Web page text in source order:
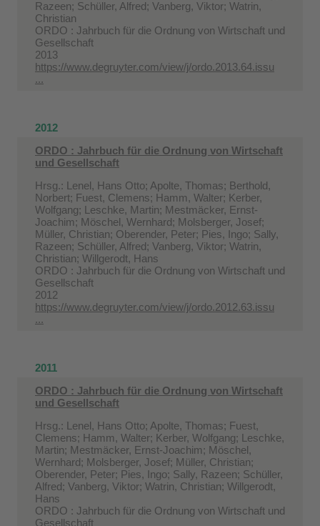
Razeen; Schüller, Alfred; Vanberg, Viktor; Watrin,
Christian
ORDO : Jahrbuch für die Ordnung von Wirtschaft und
Gesellschaft
2013
https://www.degruyter.com/view/j/ordo.2013.64.issu
...
2012
ORDO : Jahrbuch für die Ordnung von Wirtschaft
und Gesellschaft
Hrsg.: Lenel, Hans Otto; Apolte, Thomas; Berthold,
Norbert; Fuest, Clemens; Hamm, Walter; Kerber,
Wolfgang; Leschke, Martin; Mestmäcker, Ernst-
Joachim; Möschel, Wernhard; Molsberger, Josef;
Müller, Christian; Oberender, Peter; Pies, Ingo; Sally,
Razeen; Schüller, Alfred; Vanberg, Viktor; Watrin,
Christian; Willgerodt, Hans
ORDO : Jahrbuch für die Ordnung von Wirtschaft und
Gesellschaft
2012
https://www.degruyter.com/view/j/ordo.2012.63.issu
...
2011
ORDO : Jahrbuch für die Ordnung von Wirtschaft
und Gesellschaft
Hrsg.: Lenel, Hans Otto; Apolte, Thomas; Fuest,
Clemens; Hamm, Walter; Kerber, Wolfgang; Leschke,
Martin; Mestmäcker, Ernst-Joachim; Möschel,
Wernhard; Molsberger, Josef; Müller, Christian;
Oberender, Peter; Pies, Ingo; Sally, Razeen; Schüller,
Alfred; Vanberg, Viktor; Watrin, Christian; Willgerodt,
Hans
ORDO : Jahrbuch für die Ordnung von Wirtschaft und
Gesellschaft